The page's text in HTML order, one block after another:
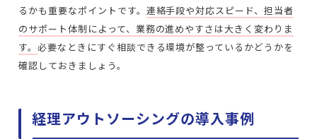
るかも重要なポイントです。 連絡手段や対応スピード、担当者
のサポート体制によって、業務の進めやすさは大きく変わりま
す。 必要なときにすぐ相談できる環境が整っているかどうかを
確認しておきましょう。
経理アウトソーシングの導入事例